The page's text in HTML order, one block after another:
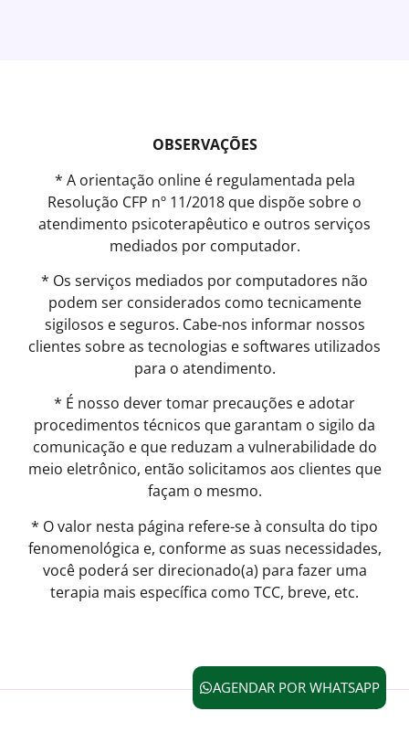
OBSERVAÇÕES
* A orientação online é regulamentada pela
Resolução CFP nº 11/2018 que dispõe sobre o
atendimento psicoterapêutico e outros serviços
mediados por computador.
* Os serviços mediados por computadores não
podem ser considerados como tecnicamente
sigilosos e seguros. Cabe-nos informar nossos
clientes sobre as tecnologias e softwares utilizados
para o atendimento.
* É nosso dever tomar precauções e adotar
procedimentos técnicos que garantam o sigilo da
comunicação e que reduzam a vulnerabilidade do
meio eletrônico, então solicitamos aos clientes que
façam o mesmo.
* O valor nesta página refere-se à consulta do tipo
fenomenológica e, conforme as suas necessidades,
você poderá ser direcionado(a) para fazer uma
terapia mais específica como TCC, breve, etc.
AGENDAR POR WHATSAPP